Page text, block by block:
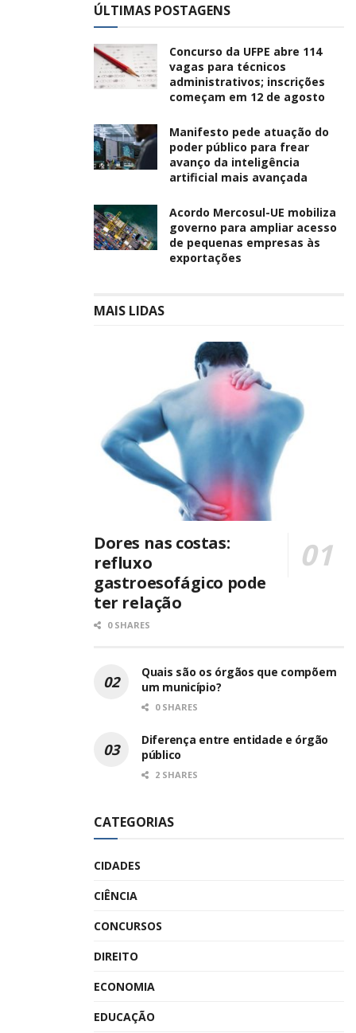
ÚLTIMAS POSTAGENS
Concurso da UFPE abre 114
vagas para técnicos
administrativos; inscrições
começam em 12 de agosto
Manifesto pede atuação do
poder público para frear
avanço da inteligência
artificial mais avançada
Acordo Mercosul-UE mobiliza
governo para ampliar acesso
de pequenas empresas às
exportações
MAIS LIDAS
Dores nas costas:
refluxo
gastroesofágico pode
ter relação
0 SHARES
Quais são os órgãos que compõem
um município?
0 SHARES
Diferença entre entidade e órgão
público
2 SHARES
CATEGORIAS
CIDADES
CIÊNCIA
CONCURSOS
DIREITO
ECONOMIA
EDUCAÇÃO